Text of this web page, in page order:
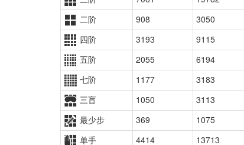
二阶
908 3050
四阶
3193 9115
五阶
2055 6194
七阶
1177 3183
三盲
1050 3113
最少步
369 1075
单手
4414 13713